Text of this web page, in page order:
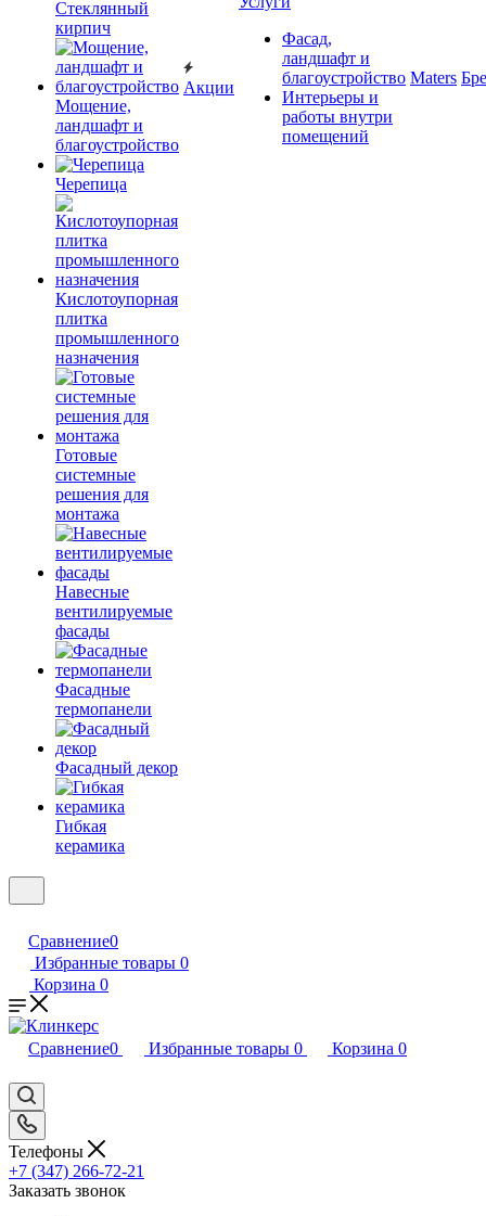
Cтеклянный
кирпич
Мощение,
ландшафт и
благоустройство
Черепица
Кислотоупорная
плитка
промышленного
назначения
Готовые
системные
решения для
монтажа
Навесные
вентилируемые
фасады
Фасадные
термопанели
Фасадный декор
Гибкая
керамика
Акции
Фасад,
ландшафт и
благоустройство
Интерьеры и
работы внутри
помещений
Maters
Сравнение0
Избранные товары 0
Корзина 0
Сравнение0 Избранные товары 0 Корзина 0
Телефоны
+7 (347) 266-72-21
Заказать звонок